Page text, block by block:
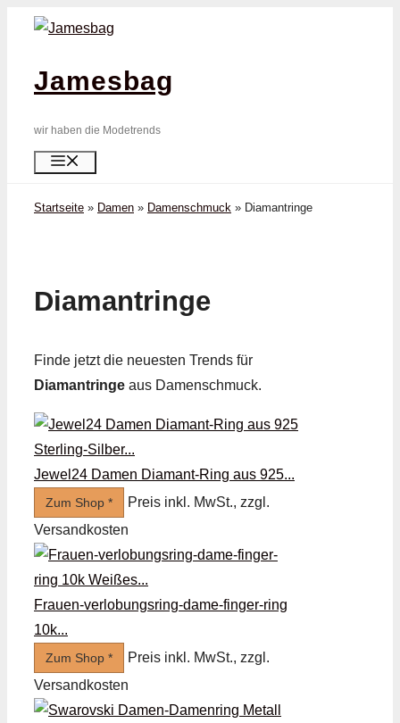
Zum
springenJamesbag
wir haben die Modetrends
Startseite » Damen » Damenschmuck » Diamant­ringe
Diamant­ringe
Finde jetzt die neuesten Trends für
Diamant­ringe aus Damenschmuck.
Jewel24 Damen Diamant-Ring aus 925...
Zum Shop *
Preis inkl. MwSt., zzgl.
Versandkosten
Frauen-verlobungsring-dame-finger-ring
10k...
Zum Shop *
Preis inkl. MwSt., zzgl.
Versandkosten